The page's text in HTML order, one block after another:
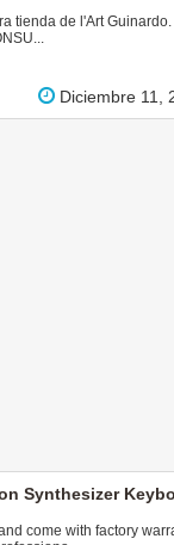
tienda de l'Art
Diciembre 11,
Synthesizer
come with factory